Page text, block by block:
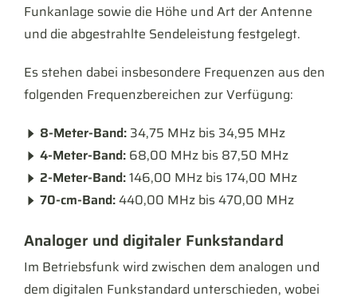
Funkanlage sowie die Höhe und Art der Antenne
und die abgestrahlte Sendeleistung festgelegt.
Es stehen dabei insbesondere Frequenzen aus den
folgenden Frequenzbereichen zur Verfügung:
8-Meter-Band: 34,75 MHz bis 34,95 MHz
4-Meter-Band:68,00 MHz bis 87,50 MHz
2-Meter-Band:146,00 MHz bis 174,00 MHz
70-cm-Band:440,00 MHz bis 470,00 MHz
Analoger und digitaler Funkstandard
Im Betriebsfunk wird zwischen dem analogen und
dem digitalen Funkstandard unterschieden, wobei